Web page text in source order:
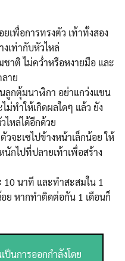
ยเพื่อการทรงตัว เท้าทั้งสอง
เท่ากับหัวไหล่
าติ ไม่คว่ำหรือหงายมือ และ
าย
ลูกตุ้มนาฬิกา อย่าแกว่งแขน
ม่ทำให้เกิดผลใดๆ แล้ว ยัง
ไหล่ได้อีกด้วย
วจะเซไปข้างหน้าเล็กน้อย ให้
กไปที่ปลายเท้าเพื่อสร้าง
10 นาที และทำสะสมใน 1
ย หากทำติดต่อกัน 1 เดือนก็
ป็นการออกกำลังโดย